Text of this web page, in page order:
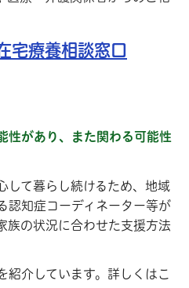
宅療養相談窓口
性があり、また関わる可能性
して暮らし続けるため、地域
認知症コーディネーター等が
族の状況に合わせた支援方法
紹介しています。詳しくはこ